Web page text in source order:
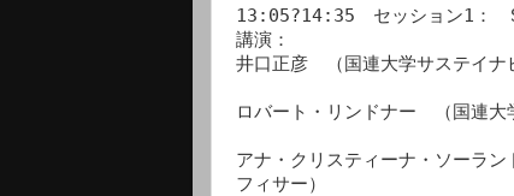
13:05?14:35　セッション1：　
講演：
井口正彦　（国連大学サステイナ
ロバート・リンドナー　（国連
アナ・クリスティーナ・ソーラ
フィサー）